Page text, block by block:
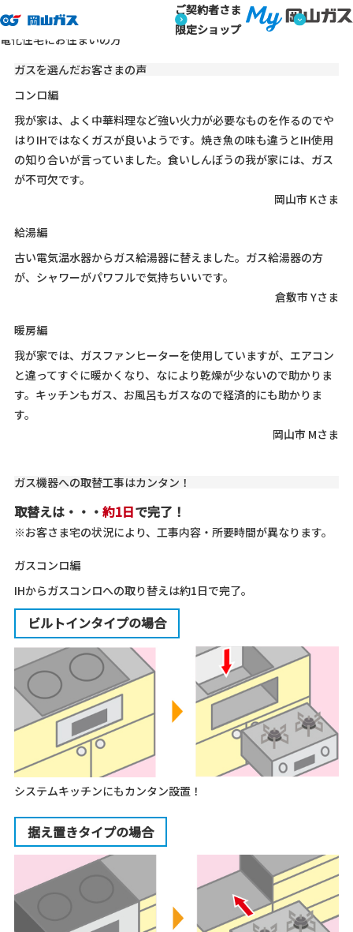
ご契約者さま
限定ショップ
トップページ ご家庭のお客さま 都市ガスをご検討
電化
ご家庭のお客さま
電化住宅にお住まいの方
ガスを選んだお客さまの声
コンロ編
我が家は、よく中華料理など強い火力が必要なものを作るのでや
はりIHではなくガスが良いようです。焼き魚の味も違うとIH使用
の知り合いが言っていました。食いしんぼうの我が家には、ガス
が不可欠です。
岡山市 Kさま
給湯編
古い電気温水器からガス給湯器に替えました。ガス給湯器の方
が、シャワーがパワフルで気持ちいいです。
倉敷市 Yさま
暖房編
我が家では、ガスファンヒーターを使用していますが、エアコン
と違ってすぐに暖かくなり、なにより乾燥が少ないので助かりま
す。キッチンもガス、お風呂もガスなので経済的にも助かりま
す。
岡山市 Mさま
ガス機器への取替工事はカンタン！
取替えは・・・ 約1日で完了！
※お客さま宅の状況により、工事内容・所要時間が異なります。
ガスコンロ編
IHからガスコンロへの取り替えは約1日で完了。
ビルトインタイプの場合
システムキッチンにもカンタン設置！
据え置きタイプの場合